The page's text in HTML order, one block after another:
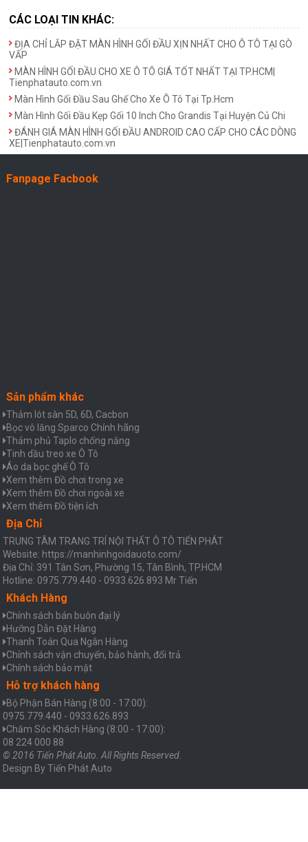
CÁC LOẠI TIN KHÁC:
ĐỊA CHỈ LẮP ĐẶT MÀN HÌNH GỐI ĐẦU XỊN NHẤT CHO Ô TÔ TẠI GÒ
VẤP
MÀN HÌNH GỐI ĐẦU CHO XE Ô TÔ GIÁ TỐT NHẤT TẠI TP.HCM|
Tienphatauto.com.vn
Màn Hình Gối Đầu Sau Ghế Cho Xe Ô Tô Tại Tp.Hcm
Màn Hình Gối Đầu Kẹp Gối 10 Inch Cho Grandis Tại Huyện Củ Chi
ĐÁNH GIÁ MÀN HÌNH GỐI ĐẦU ANDROID CAO CẤP CHO CÁC DÒNG
XE|Tienphatauto.com.vn
Fanpage Facbook
Sản phẩm khác
Thảm lót sàn 5D, 6D, Cacbon
Bọc vô lăng Sparco Chính hãng
Thảm phủ Taplo chống nắng
Tinh dầu treo xe Ô Tô
Áo da bọc ghế Ô Tô
Xem thêm Đồ chơi trong xe
Xem thêm Đồ chơi ngoài xe
Xem thêm Đồ tiện ích
Địa Chỉ
TRUNG TÂM TRANG TRÍ NỘI THẤT Ô TÔ TIẾN PHÁT
Website: https://manhinhgoidauoto.com/
Địa Chỉ: 391 Tân Sơn, Phường 15, Tân Bình, TP.HCM
Hotline: 0975.779.440 - 0933.626.893 Mr Tiến
Khách Hàng
Chính sách bán buôn đại lý
Hưỡng Dẫn Đặt Hàng
Thanh Toán Qua Ngân Hàng
Chính sách vận chuyển, bảo hành, đổi trả
Chính sách bảo mật
Hỗ trợ khách hàng
Bộ Phận Bán Hàng (8:00 - 17:00):
0975.779.440 - 0933.626.893
Chăm Sóc Khách Hàng (8:00 - 17:00):
08 224 000 88
© 2016 Tiến Phát Auto. All Rights Reserved.
Design ByTiến Phát Auto